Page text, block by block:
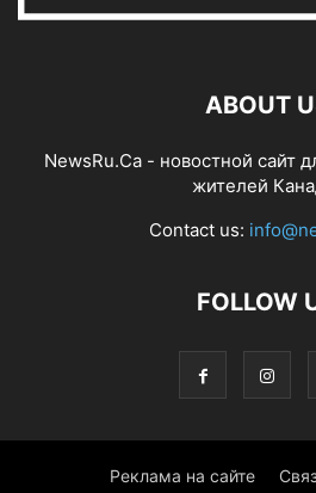
ABOUT
NewsRu.Ca - новостной сайт
жителей
Contact us:
FOLLOW
Реклама на сайте